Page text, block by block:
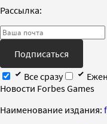
Рассылка:
Подписаться
Все сразу
Новости Forbes Games
Наименование издания: